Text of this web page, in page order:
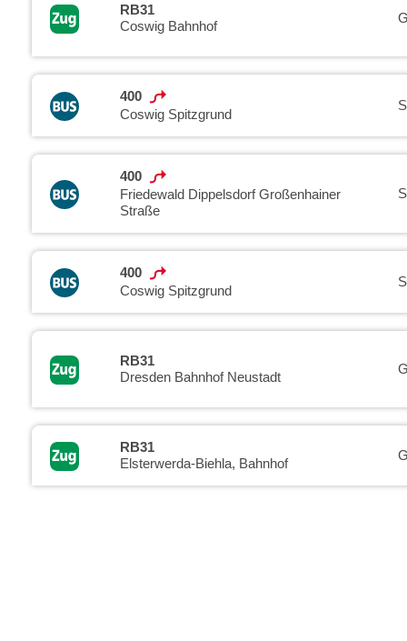
RB31
Coswig Bahnhof
400
Coswig Spitzgrund
400
Friedewald Dippelsdorf Großenhainer
Straße
400
Coswig Spitzgrund
RB31
Dresden Bahnhof Neustadt
RB31
Elsterwerda-Biehla, Bahnhof